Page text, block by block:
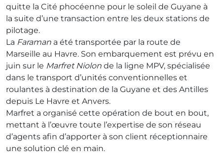
quitte la Cité phocéenne pour le soleil de Guyane à
la suite d’une transaction entre les deux stations de
pilotage.
La Faraman a été transportée par la route de
Marseille au Havre. Son embarquement est prévu en
juin sur le Marfret Niolon de la ligne MPV, spécialisée
dans le transport d’unités conventionnelles et
roulantes à destination de la Guyane et des Antilles
depuis Le Havre et Anvers.
Marfret a organisé cette opération de bout en bout,
mettant à l’œuvre toute l’expertise de son réseau
d’agents afin d’apporter à son client réceptionnaire
une solution clé en main.